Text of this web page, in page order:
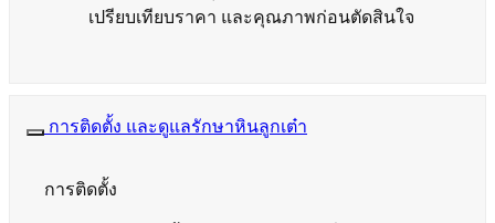
เปรียบเทียบราคา และคุณภาพก่อนตัดสินใจ
การติดตั้ง และดูแลรักษาหินลูกเต๋า
การติดตั้ง